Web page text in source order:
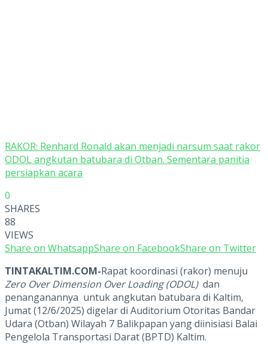
RAKOR: Renhard Ronald akan menjadi narsum saat rakor
ODOL angkutan batubara di Otban. Sementara panitia
persiapkan acara
0
SHARES
88
VIEWS
Share on WhatsappShare on FacebookShare on Twitter
TINTAKALTIM.COM-Rapat koordinasi (rakor) menuju
Zero Over Dimension Over Loading (ODOL)dan
penanganannya untuk angkutan batubara di Kaltim,
Jumat (12/6/2025) digelar di Auditorium Otoritas Bandar
Udara (Otban) Wilayah 7 Balikpapan yang diinisiasi Balai
Pengelola Transportasi Darat (BPTD) Kaltim.